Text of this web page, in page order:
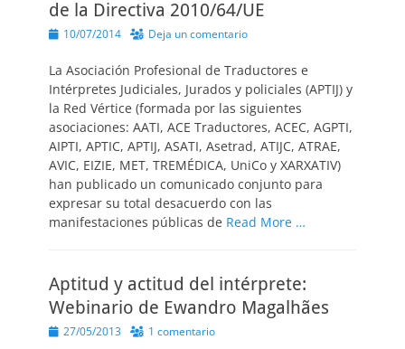
de la Directiva 2010/64/UE
Publicado
10/07/2014 Deja un comentario
La Asociación Profesional de Traductores e
Intérpretes Judiciales, Jurados y policiales (APTIJ) y
la Red Vértice (formada por las siguientes
asociaciones: AATI, ACE Traductores, ACEC, AGPTI,
AIPTI, APTIC, APTIJ, ASATI, Asetrad, ATIJC, ATRAE,
AVIC, EIZIE, MET, TREMÉDICA, UniCo y XARXATIV)
han publicado un comunicado conjunto para
expresar su total desacuerdo con las
manifestaciones públicas de Read More …
Aptitud y actitud del intérprete:
Webinario de Ewandro Magalhães
Publicado
27/05/2013 1 comentario